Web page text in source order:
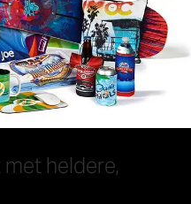
heldere,